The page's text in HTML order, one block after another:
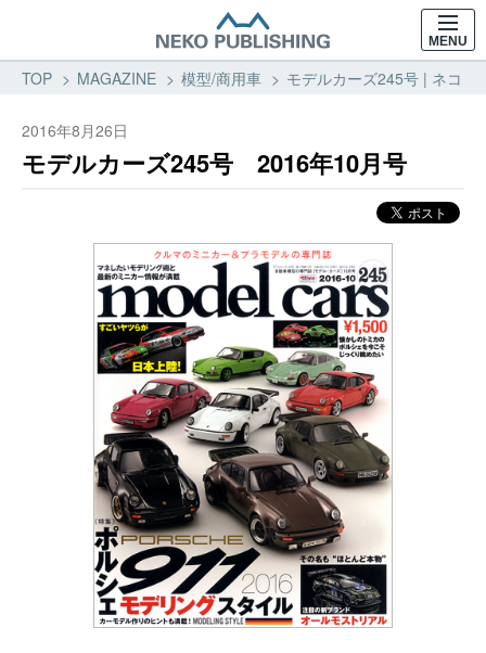
MENU
TOP MAGAZINE 模型/商用車 モデルカーズ245号 | ネコ・
2016年8月26日
モデルカーズ245号 2016年10月号